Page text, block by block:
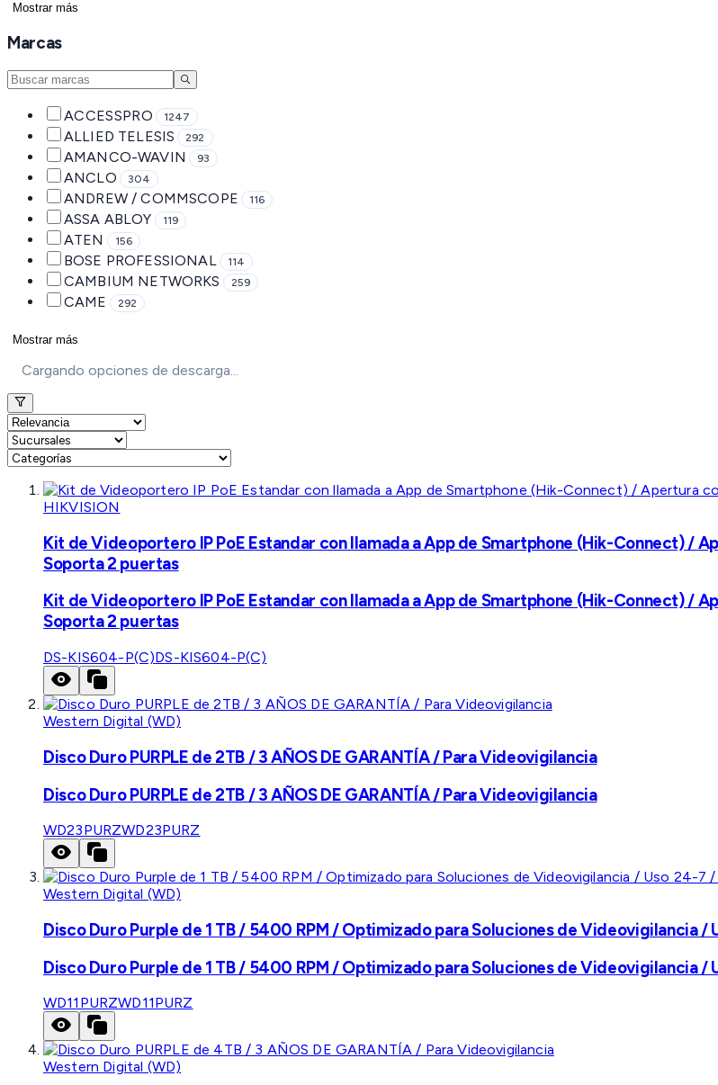
Mostrar más
Marcas
ACCESSPRO 1247
ALLIED TELESIS 292
AMANCO-WAVIN 93
ANCLO 304
ANDREW / COMMSCOPE 116
ASSA ABLOY 119
ATEN 156
BOSE PROFESSIONAL 114
CAMBIUM NETWORKS 259
CAME 292
Mostrar más
Cargando opciones de descarga...
HIKVISION
Kit de Videoportero IP PoE Estandar con llamada a App de Smartphone (Hik-Connect) /
Soporta 2 puertas
Kit de Videoportero IP PoE Estandar con llamada a App de Smartphone (Hik-Connect) /
Soporta 2 puertas
DS-KIS604-P(C)DS-KIS604-P(C)
Western Digital (WD)
Disco Duro PURPLE de 2TB / 3 AÑOS DE GARANTÍA / Para Videovigilancia
Disco Duro PURPLE de 2TB / 3 AÑOS DE GARANTÍA / Para Videovigilancia
WD23PURZWD23PURZ
Western Digital (WD)
Disco Duro Purple de 1 TB / 5400 RPM / Optimizado para Soluciones de Videovigilancia /
Disco Duro Purple de 1 TB / 5400 RPM / Optimizado para Soluciones de Videovigilancia /
WD11PURZWD11PURZ
Western Digital (WD)